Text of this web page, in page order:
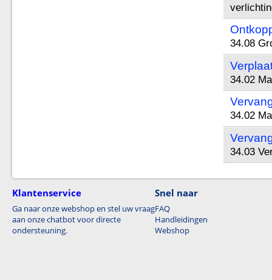
34.08
34.02
34.02
34.03
Klantenservice
Ga naar onze webshop en stel uw vraag
aan onze chatbot voor directe
ondersteuning.
Snel naar
FAQ
Handleidingen
Webshop